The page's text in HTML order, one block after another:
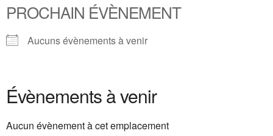
PROCHAIN ÉVÈNEMENT
Aucuns évènements à venir
Évènements à venir
Aucun évènement à cet emplacement